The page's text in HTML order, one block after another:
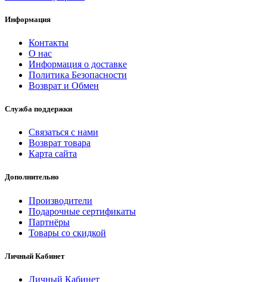
Информация
Контакты
О нас
Информация о доставке
Политика Безопасности
Возврат и Обмен
Служба поддержки
Связаться с нами
Возврат товара
Карта сайта
Дополнительно
Производители
Подарочные сертификаты
Партнёры
Товары со скидкой
Личный Кабинет
Личный Кабинет